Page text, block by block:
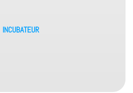
INCUBATEUR